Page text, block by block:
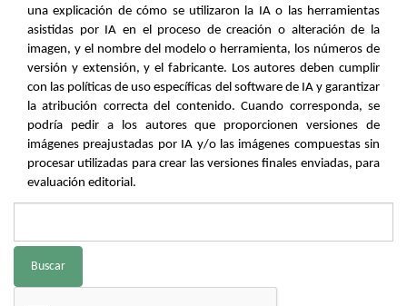
una explicación de cómo se utilizaron la IA o las herramientas
asistidas por IA en el proceso de creación o alteración de la
imagen, y el nombre del modelo o herramienta, los números de
versión y extensión, y el fabricante. Los autores deben cumplir
con las políticas de uso específicas del software de IA y garantizar
la atribución correcta del contenido. Cuando corresponda, se
podría pedir a los autores que proporcionen versiones de
imágenes preajustadas por IA y/o las imágenes compuestas sin
procesar utilizadas para crear las versiones finales enviadas, para
evaluación editorial.
Buscar